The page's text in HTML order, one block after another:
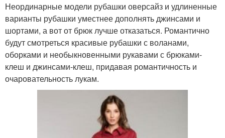
Неординарные модели рубашки оверсайз и удлиненные
варианты рубашки уместнее дополнять джинсами и
шортами, а вот от брюк лучше отказаться. Романтично
будут смотреться красивые рубашки с воланами,
оборками и необыкновенными рукавами с брюками-
клеш и джинсами-клеш, придавая романтичность и
очаровательность лукам.